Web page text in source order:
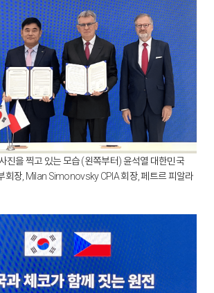
진을 찍고 있는 모습 (왼쪽부터) 윤석열 대한민국
회장, Milan Simonovsky CPIA 회장, 페트르 피알라